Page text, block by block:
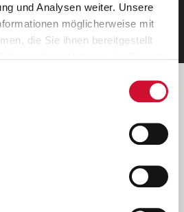
und Analysen weiter. Unsere
möglicherweise mit
die Sie ihnen bereitgestellt
zulassen“ klicken, so stimmen
Cookies zu. Sie können
jederzeit widerrufen,
aufrufen und diese
Adresse eintragen
AWO Bezirksverbandes Unterfranken